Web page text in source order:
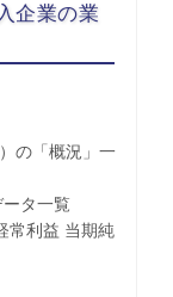
企業の業
の「概況」一
タ一覧
利益 当期純